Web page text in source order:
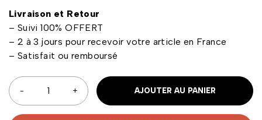
Livraison et Retour
– Suivi 100% OFFERT
– 2 à 3 jours pour recevoir votre article en France
– Satisfait ou remboursé
AJOUTER AU PANIER